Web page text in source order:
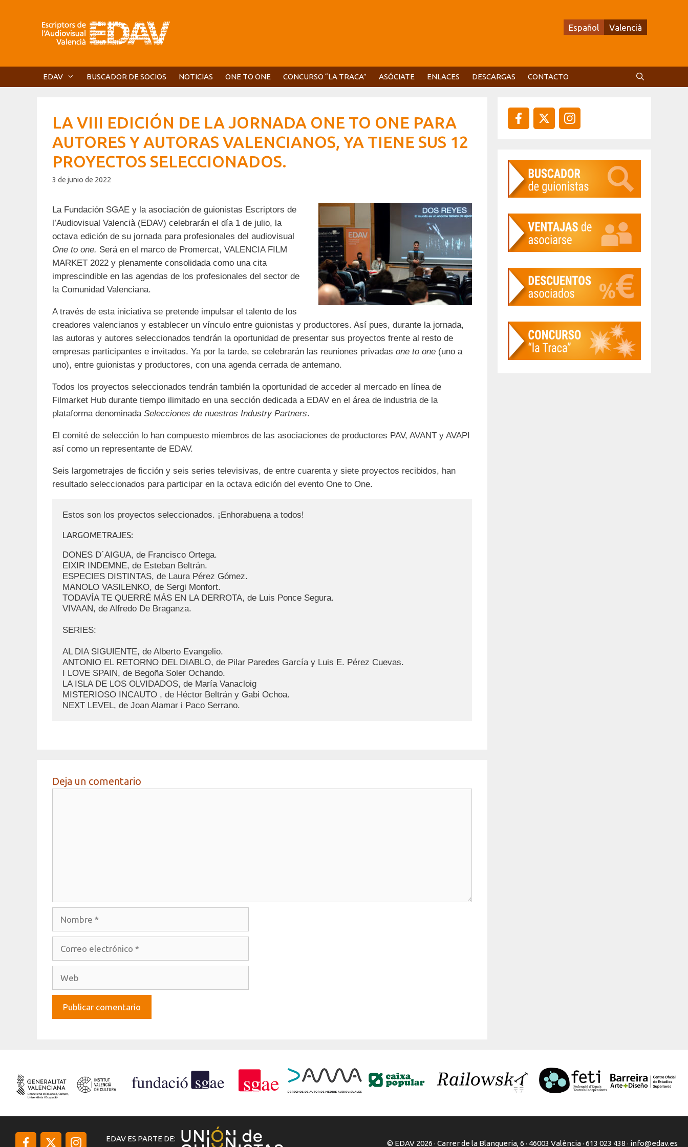
Español Valencià
EDAV BUSCADOR DE SOCIOS NOTICIAS ONE TO ONE CONCURSO “LA TRACA” ASÓCIATE ENLACES DESCARGAS CONTACTO
LA VIII EDICIÓN DE LA JORNADA ONE TO ONE PARA
AUTORES Y AUTORAS VALENCIANOS, YA TIENE SUS 12
PROYECTOS SELECCIONADOS.
3 de junio de 2022
La Fundación SGAE y la asociación de guionistas Escriptors de
l’Audiovisual Valencià (EDAV) celebrarán el día 1 de julio, la
octava edición de su jornada para profesionales del audiovisual
One to one. Será en el marco de Promercat, VALENCIA FILM
MARKET 2022 y plenamente consolidada como una cita
imprescindible en las agendas de los profesionales del sector de
la Comunidad Valenciana.
A través de esta iniciativa se pretende impulsar el talento de los
creadores valencianos y establecer un vínculo entre guionistas y productores. Así pues, durante la jornada,
las autoras y autores seleccionados tendrán la oportunidad de presentar sus proyectos frente al resto de
empresas participantes e invitados. Ya por la tarde, se celebrarán las reuniones privadas one to one (uno a
uno), entre guionistas y productores, con una agenda cerrada de antemano.
Todos los proyectos seleccionados tendrán también la oportunidad de acceder al mercado en línea de
Filmarket Hub durante tiempo ilimitado en una sección dedicada a EDAV en el área de industria de la
plataforma denominada Selecciones de nuestros Industry Partners.
El comité de selección lo han compuesto miembros de las asociaciones de productores PAV, AVANT y AVAPI
así como un representante de EDAV.
Seis largometrajes de ficción y seis series televisivas, de entre cuarenta y siete proyectos recibidos, han
resultado seleccionados para participar en la octava edición del evento One to One.
Estos son los proyectos seleccionados. ¡Enhorabuena a todos!
LARGOMETRAJES:
DONES D´AIGUA, de Francisco Ortega.
EIXIR INDEMNE, de Esteban Beltrán.
ESPECIES DISTINTAS, de Laura Pérez Gómez.
MANOLO VASILENKO, de Sergi Monfort.
TODAVÍA TE QUERRÉ MÁS EN LA DERROTA, de Luis Ponce Segura.
VIVAAN, de Alfredo De Braganza.
SERIES:
AL DIA SIGUIENTE, de Alberto Evangelio.
ANTONIO EL RETORNO DEL DIABLO, de Pilar Paredes García y Luis E. Pérez Cuevas.
I LOVE SPAIN, de Begoña Soler Ochando.
LA ISLA DE LOS OLVIDADOS, de María Vanacloig
MISTERIOSO INCAUTO , de Héctor Beltrán y Gabi Ochoa.
NEXT LEVEL, de Joan Alamar i Paco Serrano.
Deja un comentario
electrónico
EDAV ES PARTE DE:
© EDAV 2026 · Carrer de la Blanqueria, 6 · 46003 València · 613 023 438 · info@edav.es